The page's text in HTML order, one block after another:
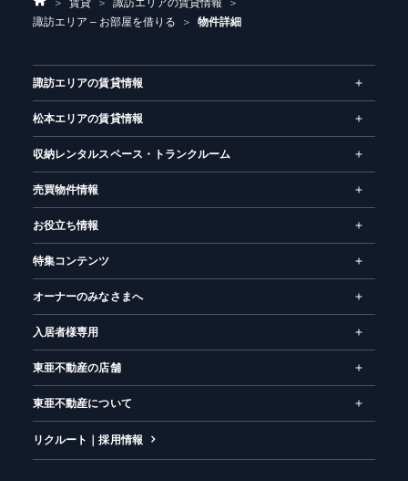
ー
賃貸
諏訪エリアの賃貸情報
諏訪エリア – お部屋を借りる
物件詳細
諏訪エリアの賃貸情報
松本エリアの賃貸情報
収納レンタルスペース・トランクルーム
売買物件情報
お役立ち情報
特集コンテンツ
オーナーのみなさまへ
入居者様専用
東亜不動産の店舗
東亜不動産について
リクルート｜採用情報